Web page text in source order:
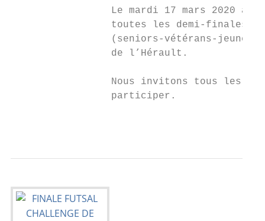
Le mardi 17 mars 2020 à
toutes les demi-finales
(seniors-vétérans-
                 de l’Hérault.
Nous invitons tous les
                 participer.